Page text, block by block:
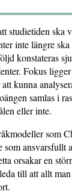
studietiden ska
inte längre
konstateras
Fokus
kunna
samlas i
eller inte.
som
som ansvarsfullt
orsakar en
till att allt